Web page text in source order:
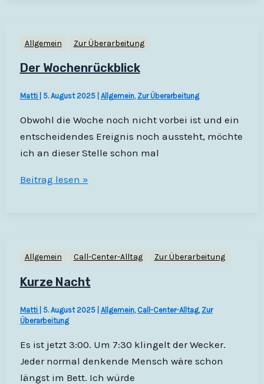
Allgemein Zur Überarbeitung
Der Wochenrückblick
Matti 5. August 2025 Allgemein, Zur Überarbeitung
Obwohl die Woche noch nicht vorbei ist und ein
entscheidendes Ereignis noch aussteht, möchte
ich an dieser Stelle schon mal
Der
Beitrag lesen »
Allgemein Call-Center-Alltag Zur Überarbeitung
Kurze Nacht
Matti 5. August 2025 Allgemein, Call-Center-Alltag, Zur
Überarbeitung
Es ist jetzt 3:00. Um 7:30 klingelt der Wecker.
Jeder normal denkende Mensch wäre schon
längst im Bett. Ich würde